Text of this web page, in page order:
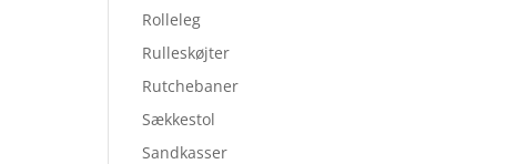
Rolleleg
Rulleskøjter
Rutchebaner
Sækkestol
Sandkasser